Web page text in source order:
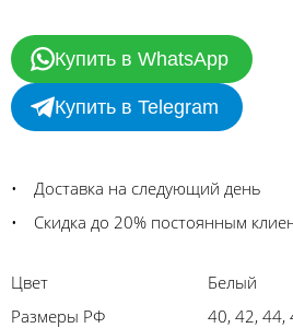
Купить в WhatsApp
Купить в Telegram
Доставка на следующий день
Скидка до 20% постоянным
Цвет
Белый
Размеры РФ
40, 42, 44,